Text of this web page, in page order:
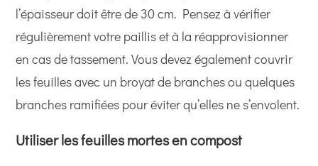
l’épaisseur doit être de 30 cm. Pensez à vérifier
régulièrement votre paillis et à la réapprovisionner
en cas de tassement. Vous devez également couvrir
les feuilles avec un broyat de branches ou quelques
branches ramifiées pour éviter qu’elles ne s’envolent.
Utiliser les feuilles mortes en compost